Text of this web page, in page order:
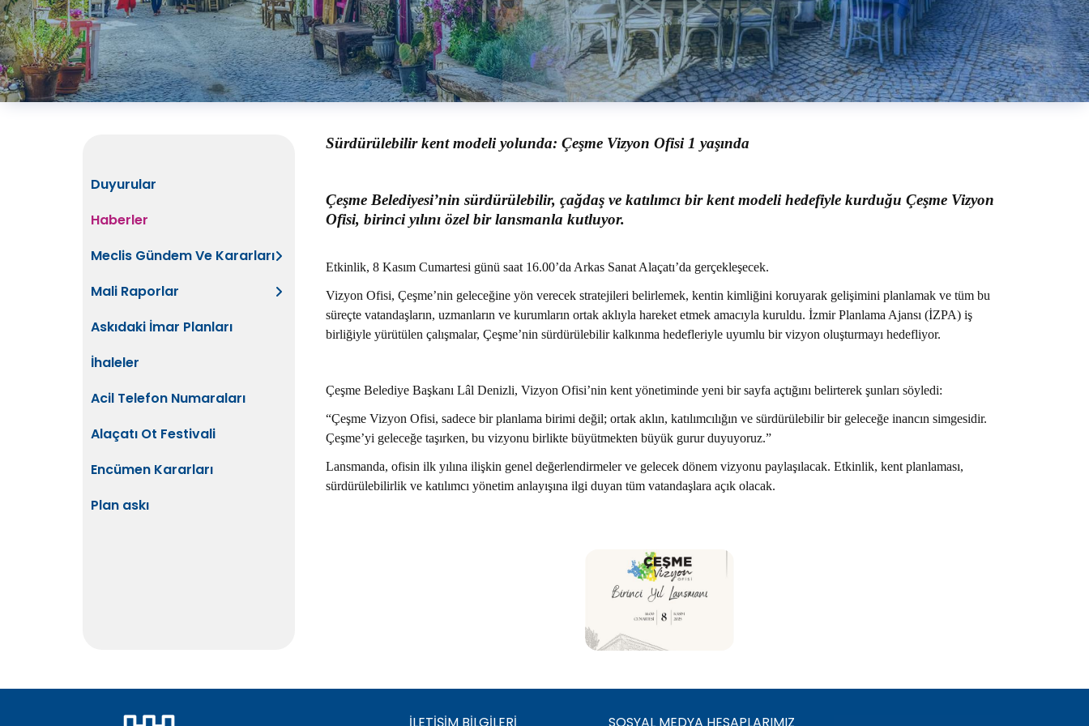
Duyurular
Haberler
Meclis Gündem Ve Kararları
Mali Raporlar
Askıdaki İmar Planları
İhaleler
Acil Telefon Numaraları
Alaçatı Ot Festivali
Encümen Kararları
Plan askı
Sürdürülebilir kent modeli yolunda: Çeşme Vizyon Ofisi 1 yaşında
Çeşme Belediyesi’nin sürdürülebilir, çağdaş ve katılımcı bir kent modeli hedefiyle kurduğu Çeşme Vizyon
Ofisi, birinci yılını özel bir lansmanla kutluyor.
Etkinlik, 8 Kasım Cumartesi günü saat 16.00’da Arkas Sanat Alaçatı’da gerçekleşecek.
Vizyon Ofisi, Çeşme’nin geleceğine yön verecek stratejileri belirlemek, kentin kimliğini koruyarak gelişimini planlamak ve tüm bu
süreçte vatandaşların, uzmanların ve kurumların ortak aklıyla hareket etmek amacıyla kuruldu. İzmir Planlama Ajansı (İZPA) iş
birliğiyle yürütülen çalışmalar, Çeşme’nin sürdürülebilir kalkınma hedefleriyle uyumlu bir vizyon oluşturmayı hedefliyor.
Çeşme Belediye Başkanı Lâl Denizli, Vizyon Ofisi’nin kent yönetiminde yeni bir sayfa açtığını belirterek şunları söyledi:
“Çeşme Vizyon Ofisi, sadece bir planlama birimi değil; ortak aklın, katılımcılığın ve sürdürülebilir bir geleceğe inancın simgesidir.
Çeşme’yi geleceğe taşırken, bu vizyonu birlikte büyütmekten büyük gurur duyuyoruz.”
Lansmanda, ofisin ilk yılına ilişkin genel değerlendirmeler ve gelecek dönem vizyonu paylaşılacak. Etkinlik, kent planlaması,
sürdürülebilirlik ve katılımcı yönetim anlayışına ilgi duyan tüm vatandaşlara açık olacak.